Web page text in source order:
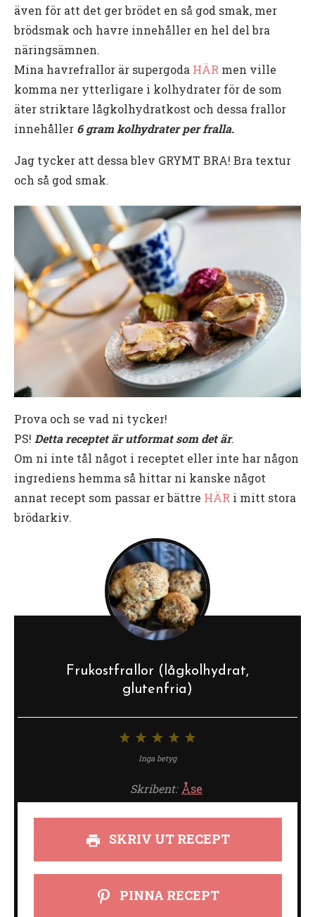
även för att det ger brödet en så god smak, mer
brödsmak och havre innehåller en hel del bra
näringsämnen.
Mina havrefrallor är supergoda HÄR men ville
komma ner ytterligare i kolhydrater för de som
äter striktare lågkolhydratkost och dessa frallor
innehåller 6 gram kolhydrater per fralla.
Jag tycker att dessa blev GRYMT BRA! Bra textur
och så god smak.
Prova och se vad ni tycker!
PS! Detta receptet är utformat som det är.
Om ni inte tål något i receptet eller inte har någon
ingrediens hemma så hittar ni kanske något
annat recept som passar er bättre HÄR i mitt stora
brödarkiv.
Frukostfrallor (lågkolhydrat,
glutenfria)
5
4
3
stjärnor
2
stjärnor
1
stjärna
Inga betyg
Skribent: Åse
SKRIV UT RECEPT
PINNA RECEPT